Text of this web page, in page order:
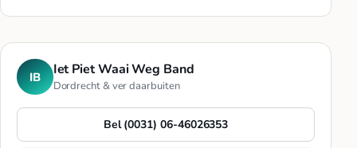
IB Iet Piet Waai Weg Band
Dordrecht & ver daarbuiten
Bel (0031) 06-46026353